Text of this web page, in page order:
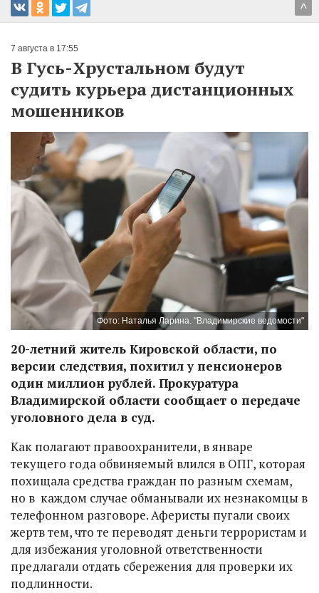
^
7 августа в 17:55
В Гусь-Хрустальном будут
судить курьера дистанционных
мошенников
Фото: Наталья Ларина. "Владимирские ведомости"
20-летний житель Кировской области, по
версии следствия, похитил у пенсионеров
один миллион рублей. Прокуратура
Владимирской области сообщает о передаче
уголовного дела в суд.
Как полагают правоохранители, в январе
текущего года обвиняемый влился в ОПГ, которая
похищала средства граждан по разным схемам,
но в каждом случае обманывали их незнакомцы в
телефонном разговоре. Аферисты пугали своих
жертв тем, что те переводят деньги террористам и
для избежания уголовной ответственности
предлагали отдать сбережения для проверки их
подлинности.